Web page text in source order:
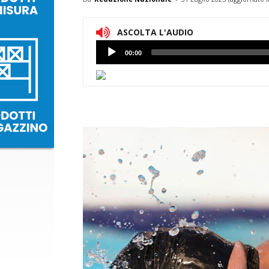
ASCOLTA L'AUDIO
Lettore
Audio
00:00